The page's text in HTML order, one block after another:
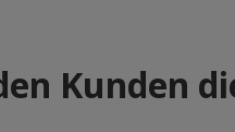
Kunden